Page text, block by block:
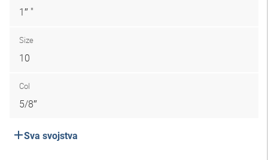
1″ "
Size
10
Col
5/8″
Sva svojstva